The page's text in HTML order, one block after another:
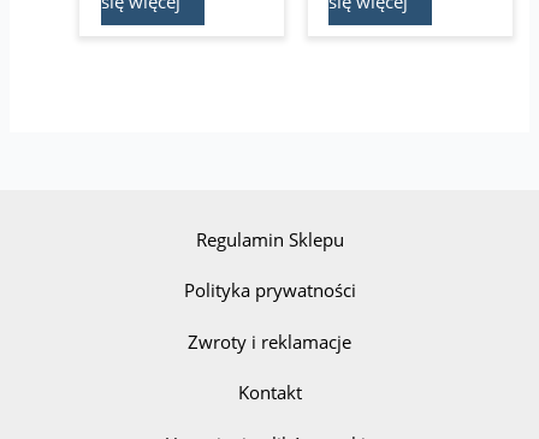
Regulamin Sklepu
Polityka prywatności
Zwroty i reklamacje
Kontakt